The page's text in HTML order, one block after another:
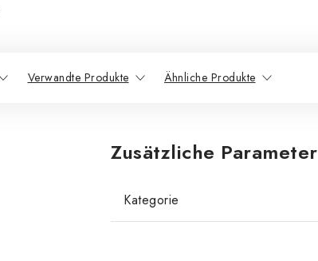
Verwandte Produkte Ähnliche Produkte
Zusätzliche Parameter
Kategorie